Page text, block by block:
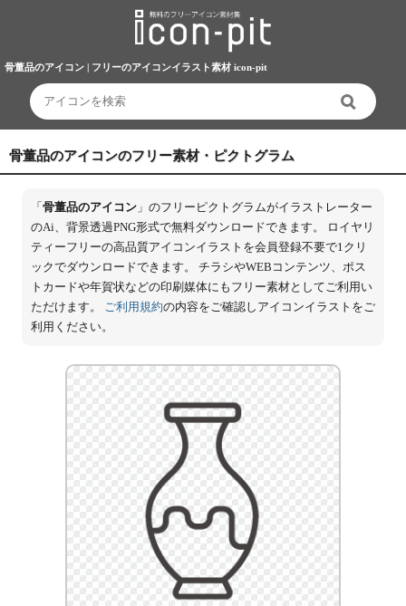
骨董品のアイコン | フリーのアイコンイラスト素材 icon-pit
骨董品のアイコンのフリー素材・ピクトグラム
「 骨董品のアイコン」のフリーピクトグラムがイラストレーター
のAi、背景透過PNG形式で無料ダウンロードできます。 ロイヤリ
ティーフリーの高品質アイコンイラストを会員登録不要で1クリ
ックでダウンロードできます。 チラシやWEBコンテンツ、ポス
トカードや年賀状などの印刷媒体にもフリー素材としてご利用い
ただけます。 ご利用規約の内容をご確認しアイコンイラストをご
利用ください。